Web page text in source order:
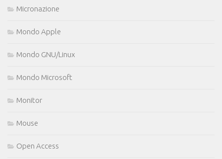
Micronazione
Mondo Apple
Mondo GNU/Linux
Mondo Microsoft
Monitor
Mouse
Open Access